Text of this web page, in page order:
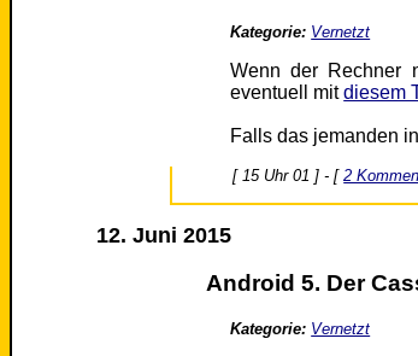
Kategorie: Vernetzt
Wenn der Rechner
eventuell mitdiesem
Falls das jemanden
[ 15 Uhr 01 ] - [2
12. Juni 2015
Android 5. Der
Kategorie: Vernetzt